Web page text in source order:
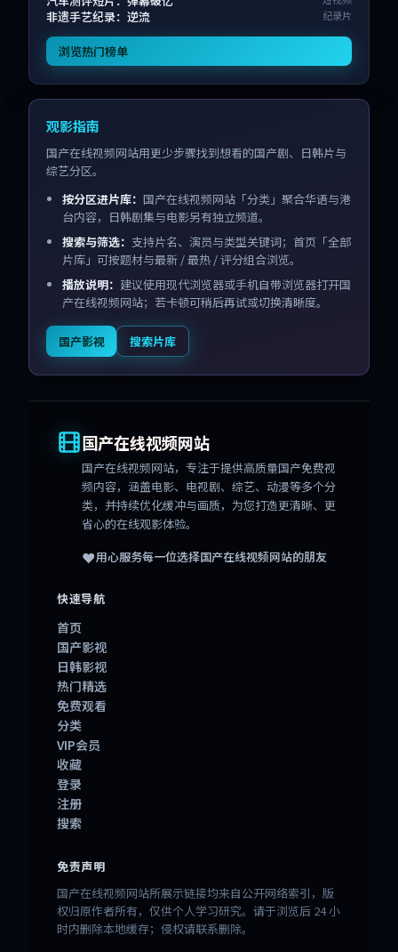
非遗手艺纪录：逆流 纪录片
浏览热门榜单
观影指南
国产在线视频网站用更少步骤找到想看的国产剧、日韩片与
综艺分区。
按分区进片库： 国产在线视频网站「分类」聚合华语与港
台内容，日韩剧集与电影另有独立频道。
搜索与筛选： 支持片名、演员与类型关键词；首页「全部
片库」可按题材与最新 / 最热 / 评分组合浏览。
播放说明： 建议使用现代浏览器或手机自带浏览器打开国
产在线视频网站；若卡顿可稍后再试或切换清晰度。
国产影视 搜索片库
国产在线视频网站
国产在线视频网站，专注于提供高质量国产免费视
频内容，涵盖电影、电视剧、综艺、动漫等多个分
类，并持续优化缓冲与画质，为您打造更清晰、更
省心的在线观影体验。
❤️用心服务每一位选择国产在线视频网站的朋友
快速导航
首页
国产影视
日韩影视
热门精选
免费观看
分类
VIP会员
收藏
登录
注册
搜索
免责声明
国产在线视频网站所展示链接均来自公开网络索引，版
权归原作者所有，仅供个人学习研究。请于浏览后 24 小
时内删除本地缓存；侵权请联系删除。